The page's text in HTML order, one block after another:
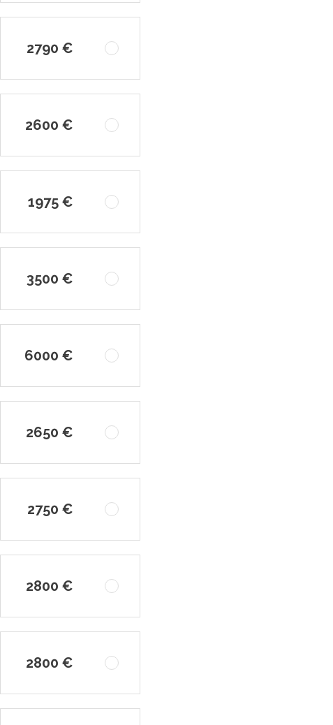
2790 €
2600 €
1975 €
3500 €
6000 €
2650 €
2750 €
2800 €
2800 €